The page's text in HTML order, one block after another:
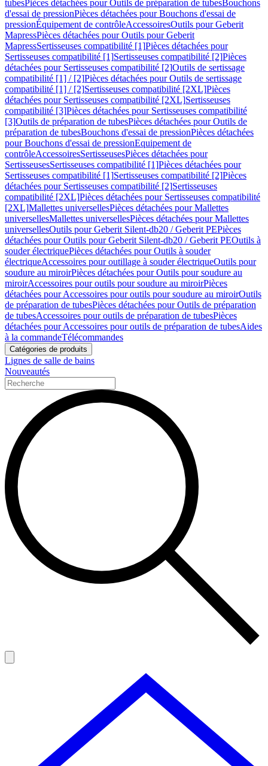
tubesPièces détachées pour Outils de préparation de tubesBouchons
d'essai de pressionPièces détachées pour Bouchons d'essai de
pressionÉquipement de contrôleAccessoiresOutils pour Geberit
MapressPièces détachées pour Outils pour Geberit
MapressSertisseuses compatibilité [1]Pièces détachées pour
Sertisseuses compatibilité [1]Sertisseuses compatibilité [2]Pièces
détachées pour Sertisseuses compatibilité [2]Outils de sertissage
compatibilité [1] / [2]Pièces détachées pour Outils de sertissage
compatibilité [1] / [2]Sertisseuses compatibilité [2XL]Pièces
détachées pour Sertisseuses compatibilité [2XL]Sertisseuses
compatibilité [3]Pièces détachées pour Sertisseuses compatibilité
[3]Outils de préparation de tubesPièces détachées pour Outils de
préparation de tubesBouchons d'essai de pressionPièces détachées
pour Bouchons d'essai de pressionEquipement de
contrôleAccessoiresSertisseusesPièces détachées pour
SertisseusesSertisseuses compatibilité [1]Pièces détachées pour
Sertisseuses compatibilité [1]Sertisseuses compatibilité [2]Pièces
détachées pour Sertisseuses compatibilité [2]Sertisseuses
compatibilité [2XL]Pièces détachées pour Sertisseuses compatibilité
[2XL]Mallettes universellesPièces détachées pour Mallettes
universellesMallettes universellesPièces détachées pour Mallettes
universellesOutils pour Geberit Silent-db20 / Geberit PEPièces
détachées pour Outils pour Geberit Silent-db20 / Geberit PEOutils à
souder électriquePièces détachées pour Outils à souder
électriqueAccessoires pour outillage à souder électriqueOutils pour
soudure au miroirPièces détachées pour Outils pour soudure au
miroirAccessoires pour outils pour soudure au miroirPièces
détachées pour Accessoires pour outils pour soudure au miroirOutils
de préparation de tubesPièces détachées pour Outils de préparation
de tubesAccessoires pour outils de préparation de tubesPièces
détachées pour Accessoires pour outils de préparation de tubesAides
à la commandeTélécommandes
Catégories de produits
Lignes de salle de bains
Nouveautés